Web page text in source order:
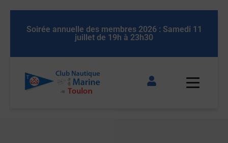
annuelle des membres 2026 : Samedi 11
juillet de 19h à 23h30
Soirée